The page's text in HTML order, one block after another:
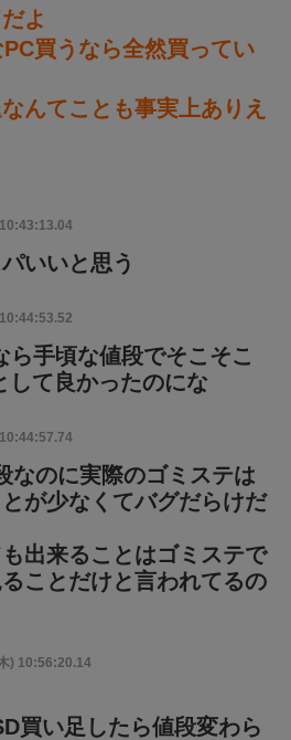
よ
買うなら全然買ってい
んてことも事実上ありえ
いいと思う
手頃な値段でそこそこ
して良かったのにな
なのに実際のゴミステは
が少なくてバグだらけだ
出来ることはゴミステで
ことだけと言われてるの
) 10:56:20.14
買い足したら値段変わら